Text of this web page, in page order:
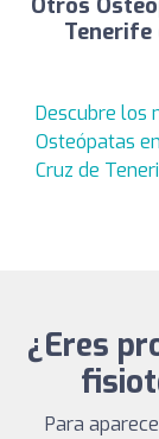
Otros
Tenerife
Descubre los
Osteópatas
Cruz de
¿Eres
Para